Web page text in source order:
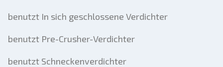
benutzt In sich geschlossene Verdichter
benutzt Pre-Crusher-Verdichter
benutzt Schneckenverdichter